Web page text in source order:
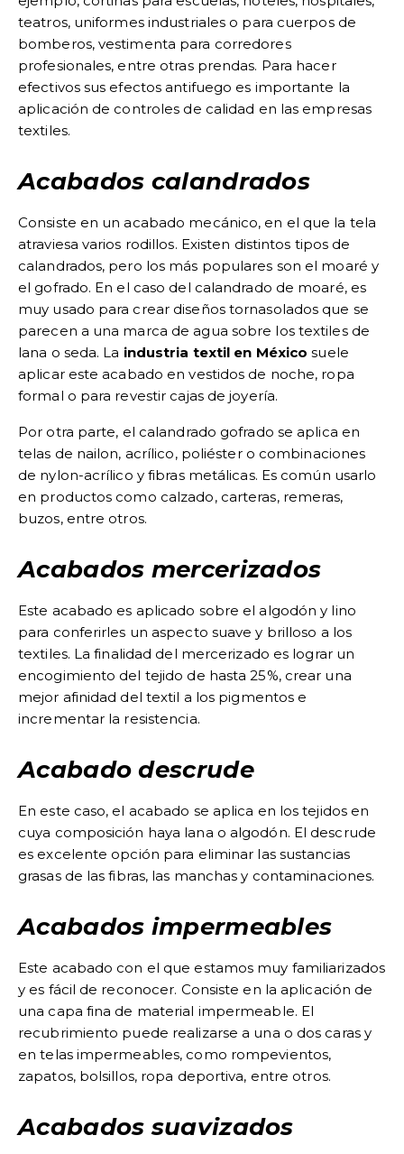
teatros, uniformes industriales o para cuerpos de
bomberos, vestimenta para corredores
profesionales, entre otras prendas. Para hacer
efectivos sus efectos antifuego es importante la
aplicación de controles de calidad en las empresas
textiles.
Acabados calandrados
Consiste en un acabado mecánico, en el que la tela
atraviesa varios rodillos. Existen distintos tipos de
calandrados, pero los más populares son el moaré y
el gofrado. En el caso del calandrado de moaré, es
muy usado para crear diseños tornasolados que se
parecen a una marca de agua sobre los textiles de
lana o seda. La industria textil en México suele
aplicar este acabado en vestidos de noche, ropa
formal o para revestir cajas de joyería.
Por otra parte, el calandrado gofrado se aplica en
telas de nailon, acrílico, poliéster o combinaciones
de nylon-acrílico y fibras metálicas. Es común usarlo
en productos como calzado, carteras, remeras,
buzos, entre otros.
Acabados mercerizados
Este acabado es aplicado sobre el algodón y lino
para conferirles un aspecto suave y brilloso a los
textiles. La finalidad del mercerizado es lograr un
encogimiento del tejido de hasta 25%, crear una
mejor afinidad del textil a los pigmentos e
incrementar la resistencia.
Acabado descrude
En este caso, el acabado se aplica en los tejidos en
cuya composición haya lana o algodón. El descrude
es excelente opción para eliminar las sustancias
grasas de las fibras, las manchas y contaminaciones.
Acabados impermeables
Este acabado con el que estamos muy familiarizados
y es fácil de reconocer. Consiste en la aplicación de
una capa fina de material impermeable. El
recubrimiento puede realizarse a una o dos caras y
en telas impermeables, como rompevientos,
zapatos, bolsillos, ropa deportiva, entre otros.
Acabados suavizados